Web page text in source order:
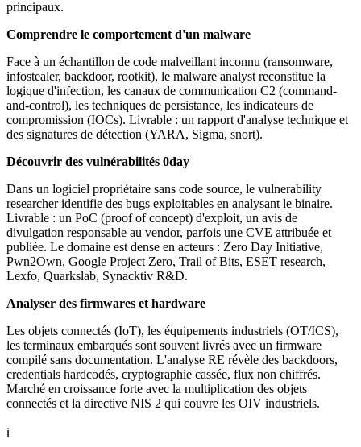
principaux.
Comprendre le comportement d'un malware
Face à un échantillon de code malveillant inconnu (ransomware,
infostealer, backdoor, rootkit), le malware analyst reconstitue la
logique d'infection, les canaux de communication C2 (command-
and-control), les techniques de persistance, les indicateurs de
compromission (IOCs). Livrable : un rapport d'analyse technique et
des signatures de détection (YARA, Sigma, snort).
Découvrir des vulnérabilités 0day
Dans un logiciel propriétaire sans code source, le vulnerability
researcher identifie des bugs exploitables en analysant le binaire.
Livrable : un PoC (proof of concept) d'exploit, un avis de
divulgation responsable au vendor, parfois une CVE attribuée et
publiée. Le domaine est dense en acteurs : Zero Day Initiative,
Pwn2Own, Google Project Zero, Trail of Bits, ESET research,
Lexfo, Quarkslab, Synacktiv R&D.
Analyser des firmwares et hardware
Les objets connectés (IoT), les équipements industriels (OT/ICS),
les terminaux embarqués sont souvent livrés avec un firmware
compilé sans documentation. L'analyse RE révèle des backdoors,
credentials hardcodés, cryptographie cassée, flux non chiffrés.
Marché en croissance forte avec la multiplication des objets
connectés et la directive NIS 2 qui couvre les OIV industriels.
ℹ️